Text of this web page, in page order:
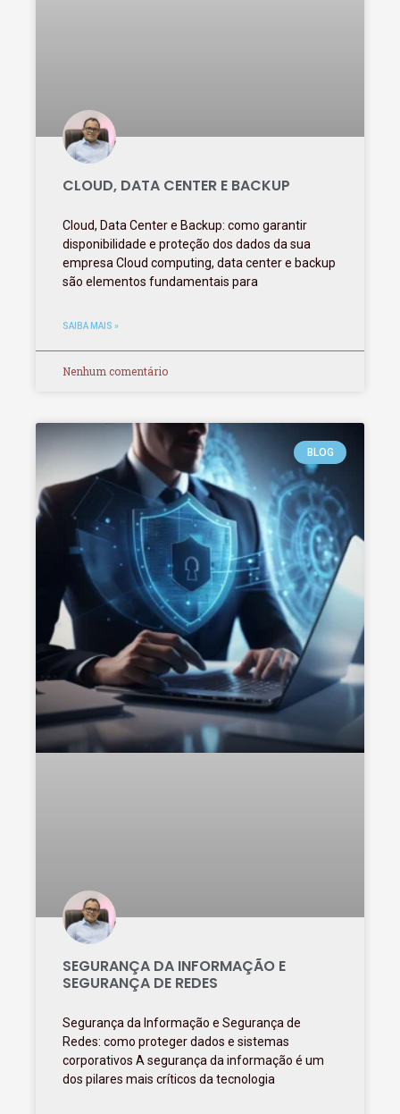
CLOUD, DATA CENTER E BACKUP
Cloud, Data Center e Backup: como garantir
disponibilidade e proteção dos dados da sua
empresa Cloud computing, data center e backup
são elementos fundamentais para
SAIBA MAIS »
Nenhum comentário
BLOG
SEGURANÇA DA INFORMAÇÃO E
SEGURANÇA DE REDES
Segurança da Informação e Segurança de
Redes: como proteger dados e sistemas
corporativos A segurança da informação é um
dos pilares mais críticos da tecnologia